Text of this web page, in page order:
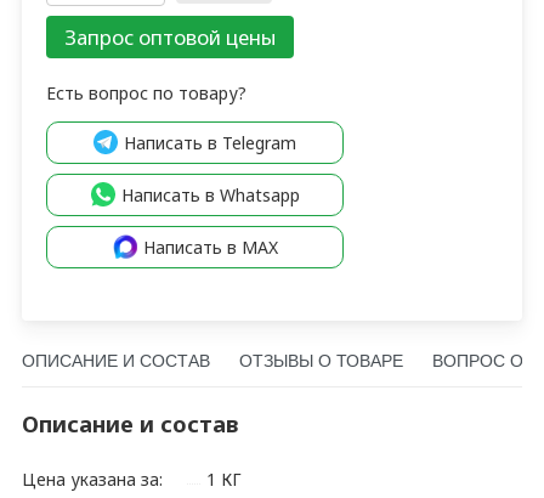
Запрос оптовой цены
Есть вопрос по товару?
Написать в Telegram
Написать в Whatsapp
Написать в MAX
ОПИСАНИЕ И СОСТАВ ОТЗЫВЫ О ТОВАРЕ ВОПРОС О
Описание и состав
Цена указана за:
1 КГ